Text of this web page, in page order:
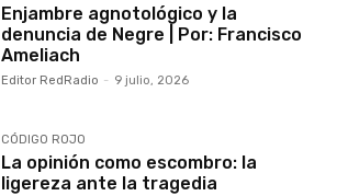
Enjambre agnotológico y la
denuncia de Negre | Por: Francisco
Ameliach
Editor RedRadio - 9 julio, 2026
CÓDIGO ROJO
La opinión como escombro: la
ligereza ante la tragedia